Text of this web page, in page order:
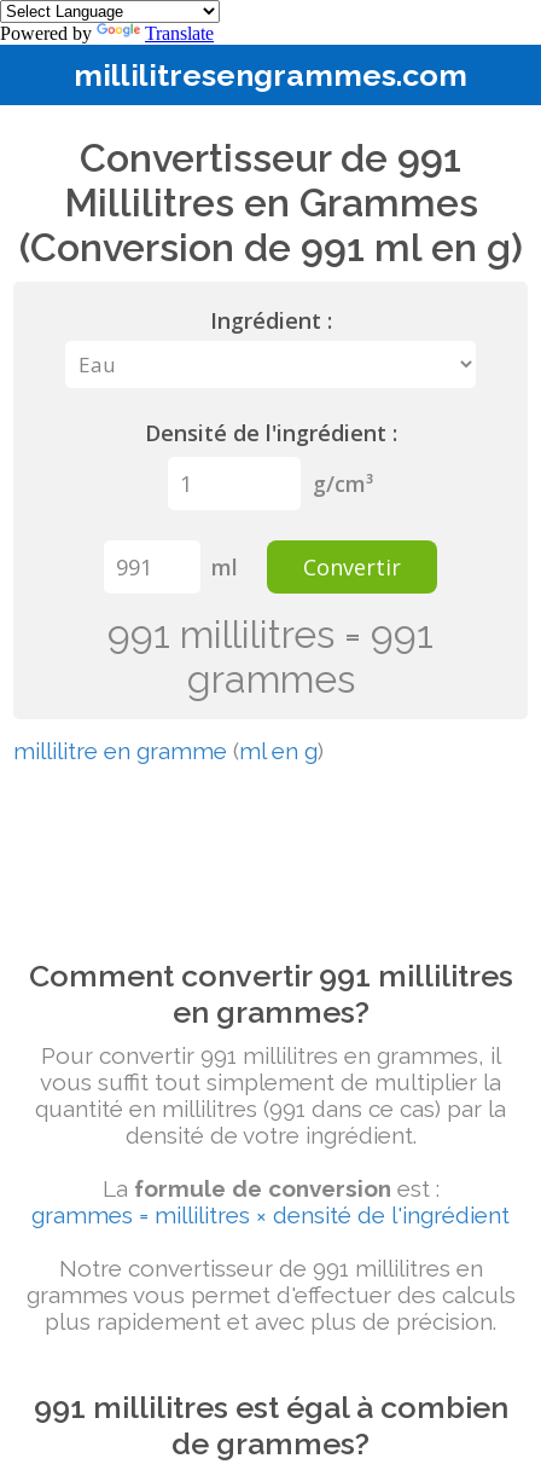
Powered by Translate
millilitresengrammes.com
Convertisseur de 991
Millilitres en Grammes
(Conversion de 991 ml en g)
Ingrédient :
Densité de l'ingrédient :
g/cm³
ml Convertir
991 millilitres = 991
grammes
millilitre en gramme (ml en g)
Comment convertir 991 millilitres
en grammes?
Pour convertir 991 millilitres en grammes, il
vous suffit tout simplement de multiplier la
quantité en millilitres (991 dans ce cas) par la
densité de votre ingrédient.
La formule de conversion est :
grammes = millilitres × densité de l'ingrédient
Notre convertisseur de 991 millilitres en
grammes vous permet d'effectuer des calculs
plus rapidement et avec plus de précision.
991 millilitres est égal à combien
de grammes?